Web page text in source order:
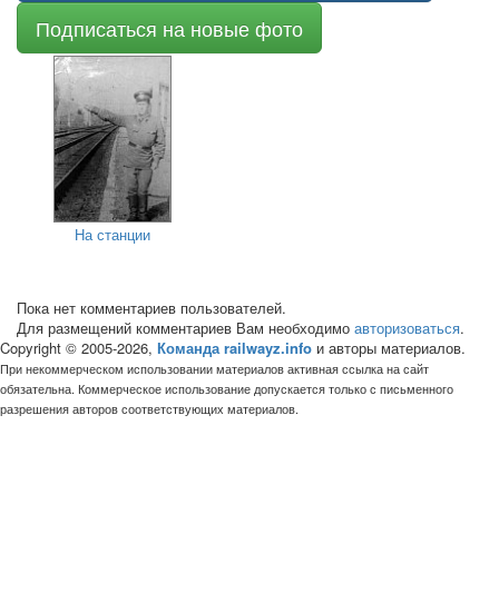
Подписаться на новые фото
На станции
Пока нет комментариев пользователей.
Для размещений комментариев Вам необходимо авторизоваться.
Copyright © 2005-2026, Команда railwayz.info и авторы материалов.
При некоммерческом использовании материалов активная ссылка на сайт
обязательна. Коммерческое использование допускается только с письменного
разрешения авторов соответствующих материалов.